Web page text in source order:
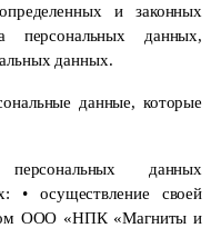
и законных
персональных данных,
данных.
данные, которые
данных
• осуществление своей
ООО «НПК «Магниты и